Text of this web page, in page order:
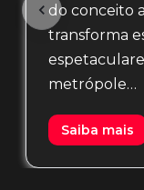
do conceito
transforma
metrópole…
Saiba mais